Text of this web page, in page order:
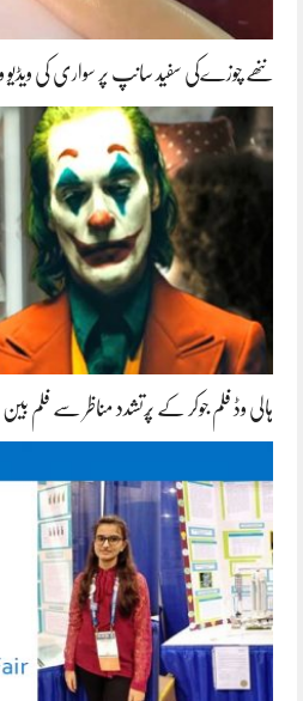
ننھے چوزےکی سفید سانپ پر سواری کی ویڈیو
ہالی وڈ فلم جوکر کے پُرتشدد مناظر سے فلم